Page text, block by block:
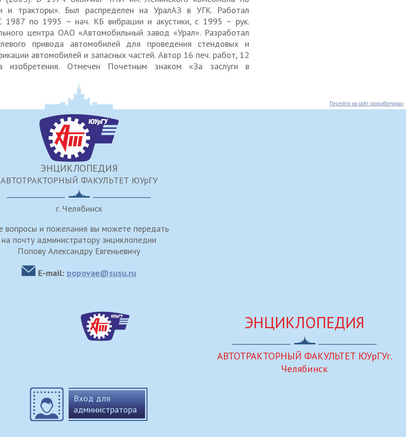
и тракторы». Был распределен на УралАЗ в УГК. Работал
1987 по 1995 – нач. КБ вибрации и акустики, с 1995 – рук.
центра ОАО «Автомобильный завод «Урал». Разработал
привода автомобилей для проведения стендовых и
автомобилей и запасных частей. Автор 16 печ. работ, 12
изобретения. Отмечен Почетным знаком «За заслуги в
Перейти на сайт разработчика»
ЭНЦИКЛОПЕДИЯ
АВТОТРАКТОРНЫЙ ФАКУЛЬТЕТ ЮУрГУ
г. Челябинск
вопросы и пожелания вы можете передать
на почту администратору энциклопедии
Попову Александру Евгеньевичу
E-mail: popovae@susu.ru
ЭНЦИКЛОПЕДИЯ
АВТОТРАКТОРНЫЙ ФАКУЛЬТЕТ ЮУрГУг.
Челябинск
Вход для
администратора